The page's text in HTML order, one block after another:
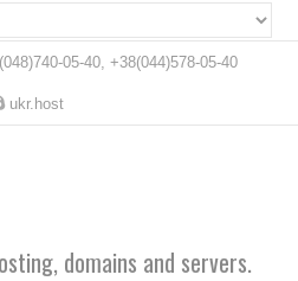
05-40, +38(044)578-05-40
ukr.host
domains and servers.